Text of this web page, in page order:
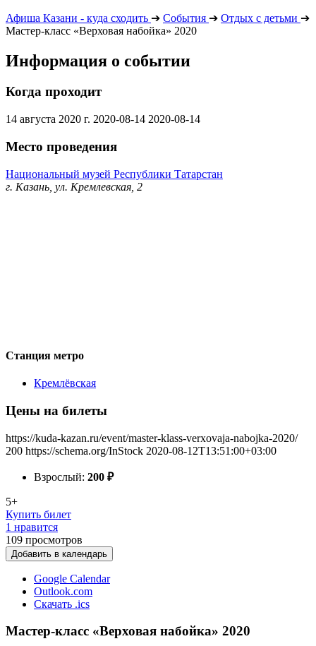
Афиша Казани - куда сходить ➔ События ➔ Отдых с детьми ➔
Мастер-класс «Верховая набойка» 2020
Информация о событии
Когда проходит
14 августа 2020 г. 2020-08-14 2020-08-14
Место проведения
Национальный музей Республики Татарстан
г. Казань, ул. Кремлевская, 2
Станция метро
Кремлёвская
Цены на билеты
https://kuda-kazan.ru/event/master-klass-verxovaja-nabojka-2020/
200 https://schema.org/InStock 2020-08-12T13:51:00+03:00
Взрослый: 200 ₽
5+
Купить билет
1 нравится
109 просмотров
Добавить в календарь
Google Calendar
Outlook.com
Скачать .ics
Мастер-класс «Верховая набойка» 2020